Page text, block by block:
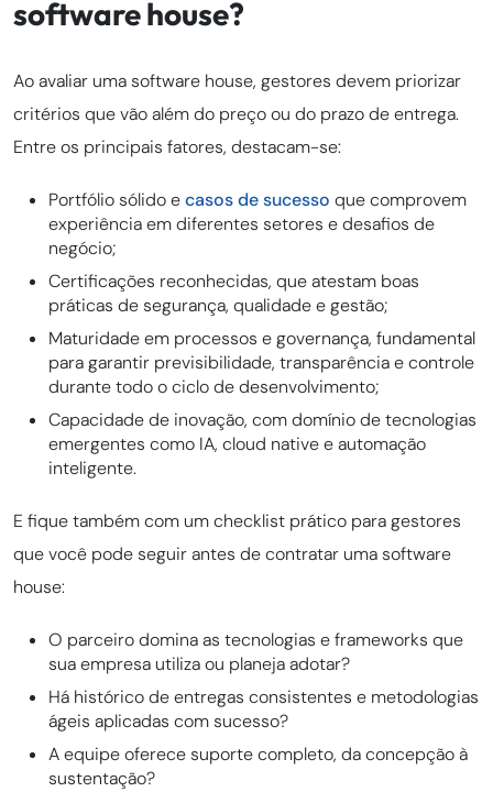
software house?
Ao avaliar uma software house, gestores devem priorizar
critérios que vão além do preço ou do prazo de entrega.
Entre os principais fatores, destacam-se:
Portfólio sólido ecasos de sucesso que comprovem
experiência em diferentes setores e desafios de
negócio;
Certificações reconhecidas, que atestam boas
práticas de segurança, qualidade e gestão;
Maturidade em processos e governança, fundamental
para garantir previsibilidade, transparência e controle
durante todo o ciclo de desenvolvimento;
Capacidade de inovação, com domínio de tecnologias
emergentes como IA, cloud native e automação
inteligente.
E fique também com um checklist prático para gestores
que você pode seguir antes de contratar uma software
house:
O parceiro domina as tecnologias e frameworks que
sua empresa utiliza ou planeja adotar?
Há histórico de entregas consistentes e metodologias
ágeis aplicadas com sucesso?
A equipe oferece suporte completo, da concepção à
sustentação?